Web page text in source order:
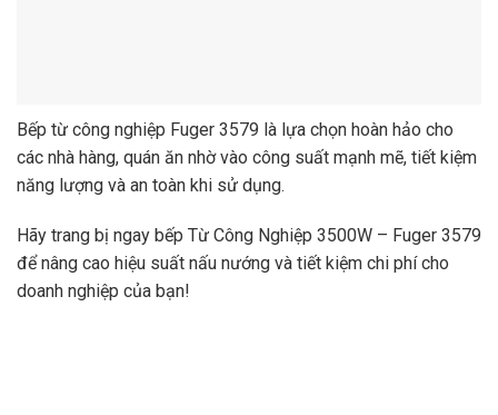
Bếp từ công nghiệp Fuger 3579 là lựa chọn hoàn hảo cho
các nhà hàng, quán ăn nhờ vào công suất mạnh mẽ, tiết kiệm
năng lượng và an toàn khi sử dụng.
Hãy trang bị ngay bếp Từ Công Nghiệp 3500W – Fuger 3579
để nâng cao hiệu suất nấu nướng và tiết kiệm chi phí cho
doanh nghiệp của bạn!